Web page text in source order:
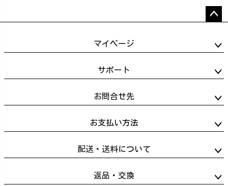
ップ
マイページ
サポート
お問合せ先
お支払い方法
配送・送料について
返品・交換